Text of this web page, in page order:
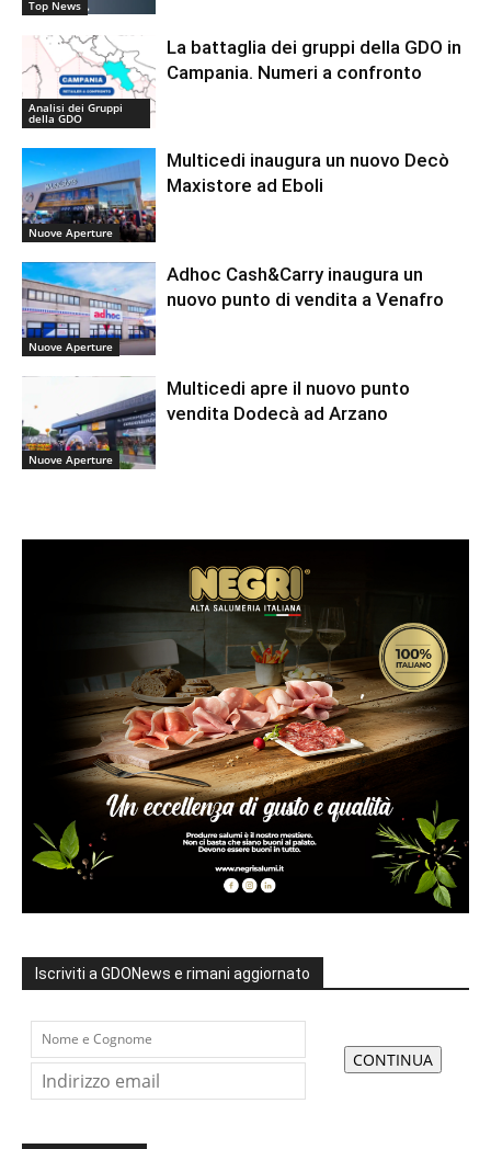
Top News
Analisi dei Gruppi
della GDO
La battaglia dei gruppi della GDO in
Campania. Numeri a confronto
Nuove Aperture
Multicedi inaugura un nuovo Decò
Maxistore ad Eboli
Nuove Aperture
Adhoc Cash&Carry inaugura un
nuovo punto di vendita a Venafro
Nuove Aperture
Multicedi apre il nuovo punto
vendita Dodecà ad Arzano
Iscriviti a GDONews e rimani aggiornato